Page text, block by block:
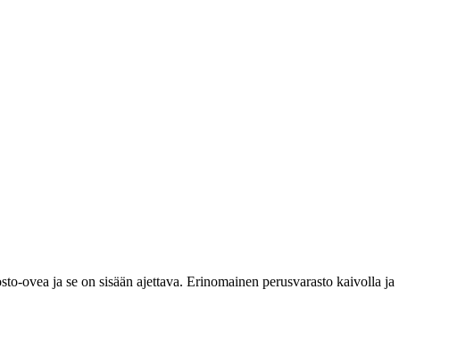
ovea ja se on sisään ajettava. Erinomainen perusvarasto kaivolla ja